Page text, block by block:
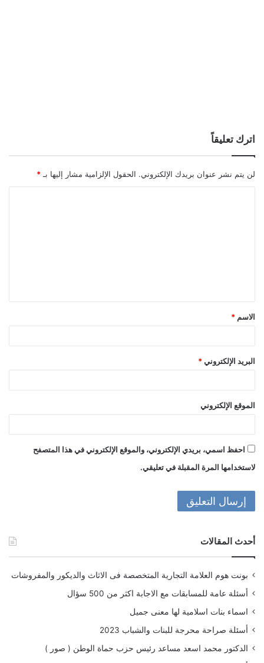
اترك تعليقاً
لن يتم نشر عنوان بريدك الإلكتروني. الحقول الإلزامية مشار إليها بـ *
ق
*
الاسم *
البريد الإلكتروني *
الموقع الإلكتروني
احفظ اسمي، بريدي الإلكتروني، والموقع الإلكتروني في هذا المتصفح
لاستخدامها المرة المقبلة في تعليقي.
أحدث المقالات
بونت هوم العلامة التجارية المتخصصة فى الاثاث والديكور والمفروشات
أسئلة عامة للمسابقات مع الاجابة اكثر من 500 سؤال
اسماء بنات اسلامية لها معنى جميل
أسئلة صراحة محرجة للبنات والشباب 2023
الدكتور محمد اسعد مساعد رئيس حزب حماة الوطن ( صور )